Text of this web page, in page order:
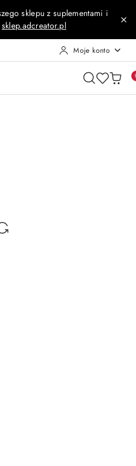
sklepu z suplementami i
sklep.adcreator.pl
Moje konto